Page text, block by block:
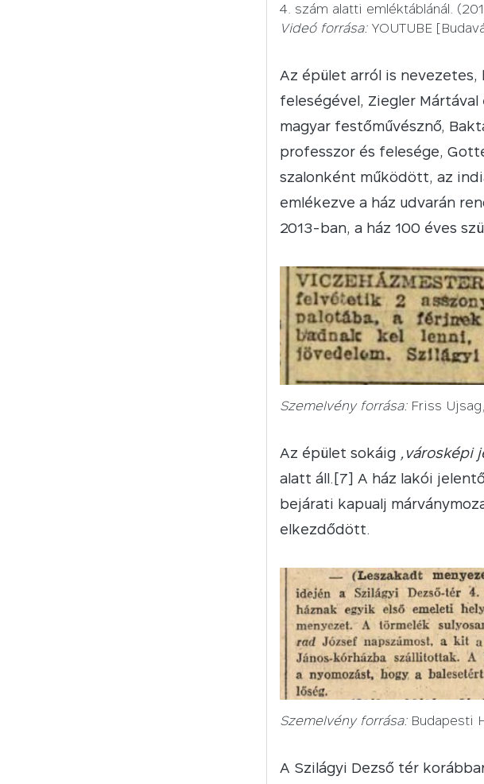
4. szám alatti emléktáblánál.
Videó forrása:YOUTUBE
Az épület arról is
feleségével, Ziegler
magyar festőművésznő,
professzor és felesége,
szalonként működött, az
emlékezve a ház udvarán
2013-ban, a ház 100 éves
Szemelvény forrása:Friss Ujsag,
Az épület sokáig „városképi
alatt áll.[7] A ház lakói
bejárati kapualj
elkezdődött.
Szemelvény forrása:Budapesti
A Szilágyi Dezső tér